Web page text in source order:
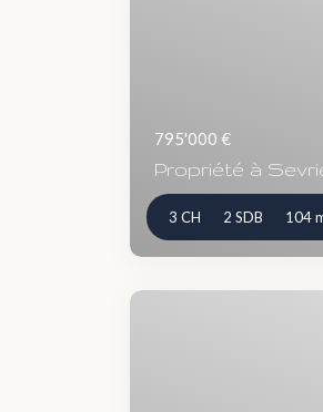
795'000 €
Propriété à
3 CH 2 SDB 104